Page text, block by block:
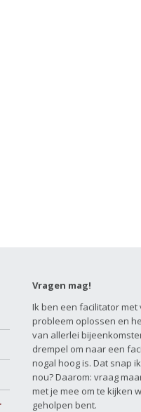
Vragen mag!
Ik ben een facilitator
probleem oplossen en
van allerlei
drempel om naar een
nogal hoog is. Dat snap
nou? Daarom: vraag
met je mee om te kijken
geholpen bent.